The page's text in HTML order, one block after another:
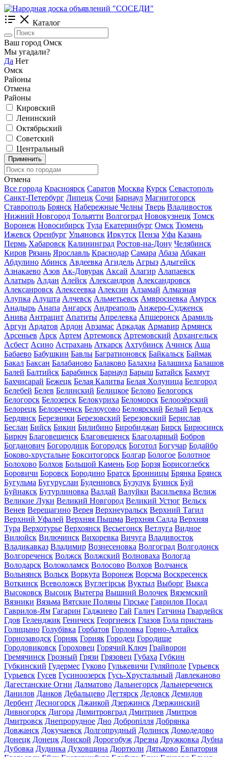
Каталог
Ваш город Омск
Мы угадали?
Да Нет
Омск
Районы
Отмена
Районы
Кировский
Ленинский
Октябрьский
Советский
Центральный
Применить
Отмена
Все города Красноярск Саратов Москва Курск Севастополь
Санкт-Петербург Липецк Сочи Барнаул Магнитогорск
Ставрополь Брянск Набережные Челны Тверь Владивосток
Нижний Новгород Тольятти Волгоград Новокузнецк Томск
Воронеж Новосибирск Тула Екатеринбург Омск Тюмень
Ижевск Оренбург Ульяновск Иркутск Пенза Уфа Казань
Пермь Хабаровск Калининград Ростов-на-Дону Челябинск
Киров Рязань Ярославль Краснодар Самара Абаза Абакан
Абдулино Абинск Авдеевка Агидель Агрыз Адыгейск
Азнакаево Азов Ак-Довурак Аксай Алагир Алапаевск
Алатырь Алдан Алейск Александров Александровск
Алексанровск Алексеевка Алексин Алзамай Алмазная
Алупка Алушта Алчевск Альметьевск Амвросиевка Амурск
Анадырь Анапа Ангарск Андреаполь Анжеро-Судженск
Анива Антрацит Апатиты Апрелевка Апшеронск Арамиль
Аргун Ардатов Ардон Арзамас Аркадак Армавир Армянск
Арсеньев Арск Артем Артемовск Артемовский Архангельск
Асбест Асино Астрахань Аткарск Ахтубинск Ачинск Аша
Бабаево Бабушкин Бавлы Багратионовск Байкальск Баймак
Бакал Баксан Балабаново Балаково Балахна Балашиха Балашов
Балей Балтийск Барабинск Барнаул Барыш Батайск Бахмут
Бахчисарай Бежецк Белая Калитва Белая Холуница Белгород
Белебей Белев Белинский Белицкое Белово Белогорск
Белогорск Белозерск Белокуриха Беломорск Белоозёрский
Белорецк Белореченск Белоусово Белоярский Белый Бердск
Бердянск Березники Березовский Березовский Берислав
Беслан Бийск Бикин Билибино Биробиджан Бирск Бирюсинск
Бирюч Благовещенск Благовещенск Благодарный Бобров
Богданович Богородицк Богородск Боготол Богучар Бодайбо
Боково-хрустальне Бокситогорск Болгар Бологое Болотное
Болохово Болхов Большой Камень Бор Борзя Борисоглебск
Боровичи Боровск Бородино Братск Бронницы Брянка Брянск
Бугульма Бугуруслан Буденновск Бузулук Буинск Буй
Буйнакск Бутурлиновка Валдай Валуйки Васильевка Велиж
Великие Луки Великий Новгород Великий Устюг Вельск
Венев Верещагино Верея Верхнеуральск Верхний Тагил
Верхний Уфалей Верхняя Пышма Верхняя Салда Верхняя
Тура Верхотурье Верхоянск Весьегонск Ветлуга Видное
Вилюйск Вилючинск Вихоревка Вичуга Владивосток
Владикавказ Владимир Вознесеновка Волгоград Волгодонск
Волгореченск Волжск Волжский Волноваха Вологда
Володарск Волоколамск Волосово Волхов Волчанск
Вольнянск Вольск Воркута Воронеж Ворсма Воскресенск
Воткинск Всеволожск Вуглегірськ Вуктыл Выборг Выкса
Высоковск Высоцк Вытегра Вышний Волочек Вяземский
Вязники Вязьма Вятские Поляны Гірське Гаврилов Посад
Гаврилов-Ям Гагарин Гаджиево Гай Галич Гатчина Гвардейск
Гдов Геленджик Геническ Георгиевск Глазов Гола пристань
Голицыно Голубівка Горбатов Горловка Горно-Алтайск
Горнозаводск Горняк Горняк Городец Городище
Городовиковск Гороховец Горячий Ключ Грайворон
Гремячинск Грозный Грязи Грязовец Губаха Губкин
Губкинский Гудермес Гуково Гулькевичи Гуляйполе Гурьевск
Гурьевск Гусев Гусиноозерск Гусь-Хрустальный Давлеканово
Дагестанские Огни Далматово Дальнегорск Дальнереченск
Данилов Данков Дебальцево Дегтярск Дедовск Демидов
Дербент Десногорск Джанкой Дзержинск Дзержинский
Дивногорск Дигора Димитровград Дмитриев Дмитров
Дмитровск Днепрорудное Дно Добропілля Добрянка
Довжанск Докучаевск Долгопрудный Долинск Домодедово
Донецк Донецк Донской Дорогобуж Дрезна Дружковка Дубна
Дубовка Дудинка Духовщина Дюртюли Дятьково Евпатория